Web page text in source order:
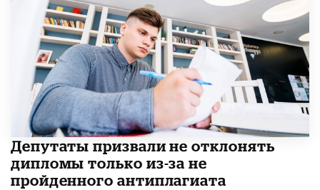
Депутаты призвали не отклонять
дипломы только из-за не
пройденного антиплагиата